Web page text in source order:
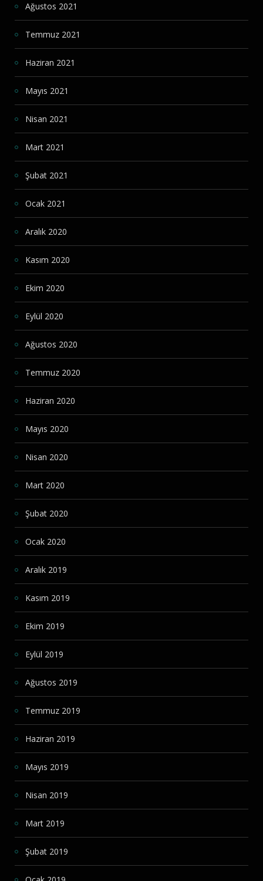
Ağustos 2021
Temmuz 2021
Haziran 2021
Mayıs 2021
Nisan 2021
Mart 2021
Şubat 2021
Ocak 2021
Aralık 2020
Kasım 2020
Ekim 2020
Eylül 2020
Ağustos 2020
Temmuz 2020
Haziran 2020
Mayıs 2020
Nisan 2020
Mart 2020
Şubat 2020
Ocak 2020
Aralık 2019
Kasım 2019
Ekim 2019
Eylül 2019
Ağustos 2019
Temmuz 2019
Haziran 2019
Mayıs 2019
Nisan 2019
Mart 2019
Şubat 2019